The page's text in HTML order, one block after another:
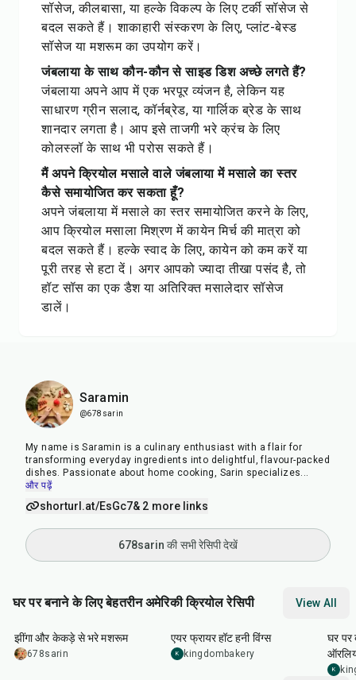
सॉसेज, कीलबासा, या हल्के विकल्प के लिए टर्की सॉसेज से
बदल सकते हैं। शाकाहारी संस्करण के लिए, प्लांट-बेस्ड
सॉसेज या मशरूम का उपयोग करें।
जंबलाया के साथ कौन-कौन से साइड डिश अच्छे लगते हैं?
जंबलाया अपने आप में एक भरपूर व्यंजन है, लेकिन यह
साधारण ग्रीन सलाद, कॉर्नब्रेड, या गार्लिक ब्रेड के साथ
शानदार लगता है। आप इसे ताजगी भरे क्रंच के लिए
कोलस्लॉ के साथ भी परोस सकते हैं।
मैं अपने क्रियोल मसाले वाले जंबलाया में मसाले का स्तर
कैसे समायोजित कर सकता हूँ?
अपने जंबलाया में मसाले का स्तर समायोजित करने के लिए,
आप क्रियोल मसाला मिश्रण में कायेन मिर्च की मात्रा को
बदल सकते हैं। हल्के स्वाद के लिए, कायेन को कम करें या
पूरी तरह से हटा दें। अगर आपको ज्यादा तीखा पसंद है, तो
हॉट सॉस का एक डैश या अतिरिक्त मसालेदार सॉसेज
डालें।
Saramin
@678sarin
My name is Saramin is a culinary enthusiast with a flair for
transforming everyday ingredients into delightful, flavour-packed
dishes. Passionate about home cooking, Sarin specializes...
और पढ़ें
shorturl.at/EsGc7& 2 more links
678sarin की सभी रेसिपी देखें
घर पर बनाने के लिए बेहतरीन अमेरिकी क्रियोल रेसिपी View All
min
झींगा और केकड़े से भरे मशरूम
678sarin
min
एयर फ्रायर हॉट हनी विंग्स
K kingdombakery
घर पर
K